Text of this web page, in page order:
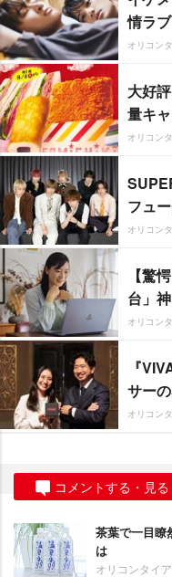
情ラ
オリコン
大好
量キ
オリコン
フュ
オリコン
【驚
台」
オリコン
『
サー
オリコン
コメントする・見る
茶葉で一目瞭
は
オリコンタイ